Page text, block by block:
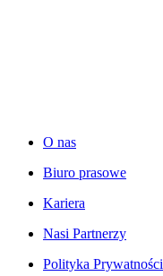
O nas
Biuro prasowe
Kariera
Nasi Partnerzy
Polityka Prywatności